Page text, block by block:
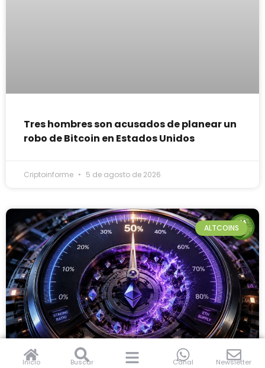
Inicio Buscar Canal Newsletter
Tres hombres son acusados de planear un
robo de Bitcoin en Estados Unidos
Criptoinforme 5 de agosto de 2026
ALTCOINS